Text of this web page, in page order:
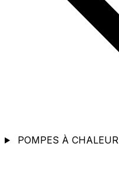
POMPES À CHALEUR